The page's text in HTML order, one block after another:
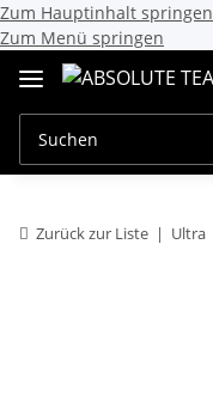
Zum Hauptinhalt springen
Zum Menü springen
Zurück zur Liste Ultra